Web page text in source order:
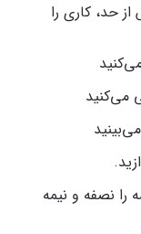
حد، کاری را
می‌کنید
را نصفه و نیمه